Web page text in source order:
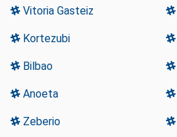
Vitoria Gasteiz
Kortezubi
Bilbao
Anoeta
Zeberio